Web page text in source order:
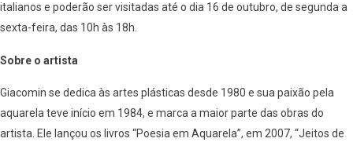
italianos e poderão ser visitadas até o dia 16 de outubro, de segunda a
sexta-feira, das 10h às 18h.
Sobre o artista
Giacomin se dedica às artes plásticas desde 1980 e sua paixão pela
aquarela teve início em 1984, e marca a maior parte das obras do
artista. Ele lançou os livros “Poesia em Aquarela”, em 2007, “Jeitos de